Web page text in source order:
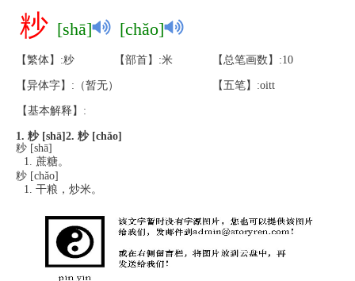
粆 [shā] [chǎo]
【繁体】:粆 【部首】:米 【总笔画数】:10
【异体字】:（暂无） 【五笔】:oitt
【基本解释】:
1. 粆 [shā] 2. 粆 [chǎo]
粆 [shā]
蔗糖。
粆 [chǎo]
干粮，炒米。